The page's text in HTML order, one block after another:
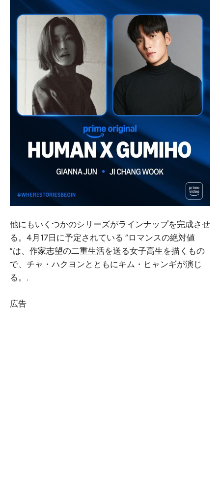
他にもいくつかのシリーズがラインナップを完成させ
る。4月17日に予定されている “ロマンスの絶対値
”は、作家志望の二重生活を送る女子高生を描くもの
で、チャ・ハクヨンとともにキム・ヒャンギが演じ
る。.
広告